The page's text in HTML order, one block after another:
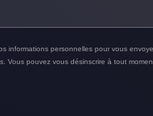
informations personnelles pour vous
Vous pouvez vous désinscrire à tout